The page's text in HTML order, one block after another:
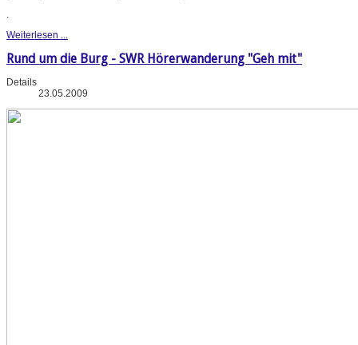
Weiterlesen ...
Rund um die Burg - SWR Hörerwanderung "Geh mit"
Details
23.05.2009